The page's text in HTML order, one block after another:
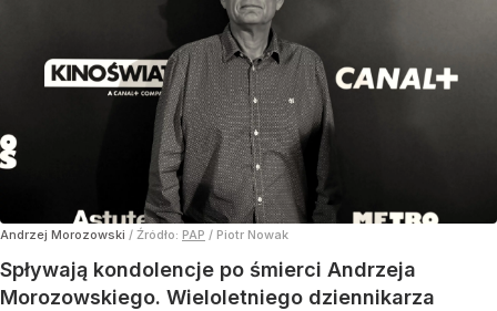
Andrzej Morozowski / Źródło: PAP / Piotr Nowak
Spływają kondolencje po śmierci Andrzeja
Morozowskiego. Wieloletniego dziennikarza